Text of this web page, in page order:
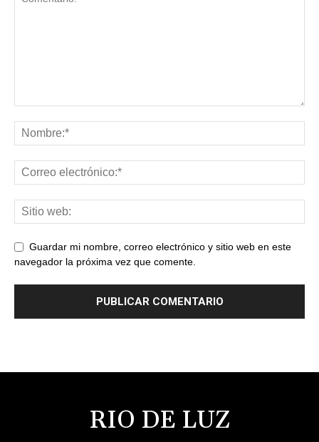
Guardar mi nombre, correo electrónico y sitio web en este
navegador la próxima vez que comente.
RIO DE LUZ